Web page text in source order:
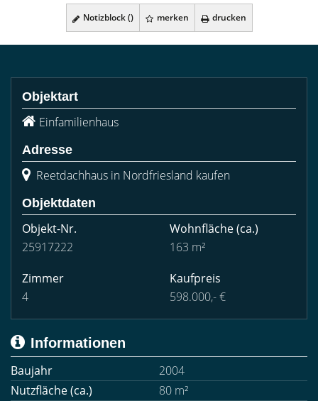
Notizblock () merken drucken
Objektart
Einfamilienhaus
Adresse
Reetdachhaus in Nordfriesland kaufen
Objektdaten
Objekt-Nr.
25917222
Wohnfläche(ca.)
163 m²
Zimmer
4
Kaufpreis
598.000,- €
Informationen
Baujahr
2004
Nutzfläche (ca.)
80 m²